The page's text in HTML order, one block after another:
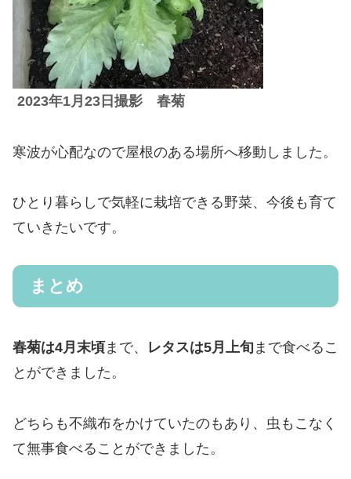
2023年1月23日撮影 春菊
寒波が心配なので屋根のある場所へ移動しました。
ひとり暮らしで気軽に栽培できる野菜、今後も育て
ていきたいです。
まとめ
春菊は4月末頃まで、 レタスは5月上旬 まで食べるこ
とができました。
どちらも不織布をかけていたのもあり、虫もこなく
て無事食べることができました。